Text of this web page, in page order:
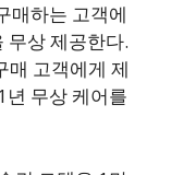
매하는 고객에
무상 제공한다.
매 고객에게 제
년 무상 케어를